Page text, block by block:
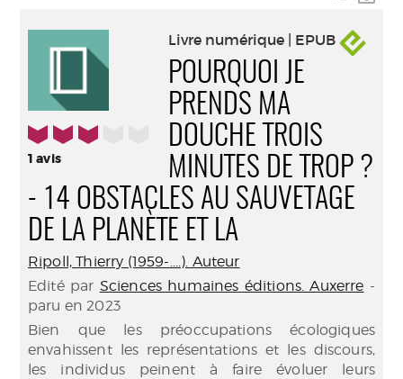
3/5
1avis
Livre numérique | EPUB
POURQUOI JE
PRENDS MA
DOUCHE TROIS
MINUTES DE TROP ?
- 14 OBSTACLES AU SAUVETAGE
DE LA PLANÈTE ET LA
Ripoll, Thierry (1959-....). Auteur
Edité par Sciences humaines éditions. Auxerre -
paru en 2023
Bien que les préoccupations écologiques
envahissent les représentations et les discours,
les individus peinent à faire évoluer leurs